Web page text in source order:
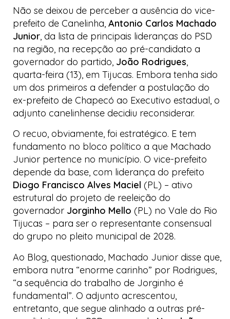
Não se deixou de perceber a ausência do vice-
prefeito de Canelinha, Antonio Carlos Machado
Junior, da lista de principais lideranças do PSD
na região, na recepção ao pré-candidato a
governador do partido, João Rodrigues,
quarta-feira (13), em Tijucas. Embora tenha sido
um dos primeiros a defender a postulação do
ex-prefeito de Chapecó ao Executivo estadual, o
adjunto canelinhense decidiu reconsiderar.
O recuo, obviamente, foi estratégico. E tem
fundamento no bloco político a que Machado
Junior pertence no município. O vice-prefeito
depende da base, com liderança do prefeito
Diogo Francisco Alves Maciel (PL) – ativo
estrutural do projeto de reeleição do
governador Jorginho Mello (PL) no Vale do Rio
Tijucas – para ser o representante consensual
do grupo no pleito municipal de 2028.
Ao Blog , questionado, Machado Junior disse que,
embora nutra “enorme carinho” por Rodrigues,
“a sequência do trabalho de Jorginho é
fundamental”. O adjunto acrescentou,
entretanto, que segue alinhado a outras pré-